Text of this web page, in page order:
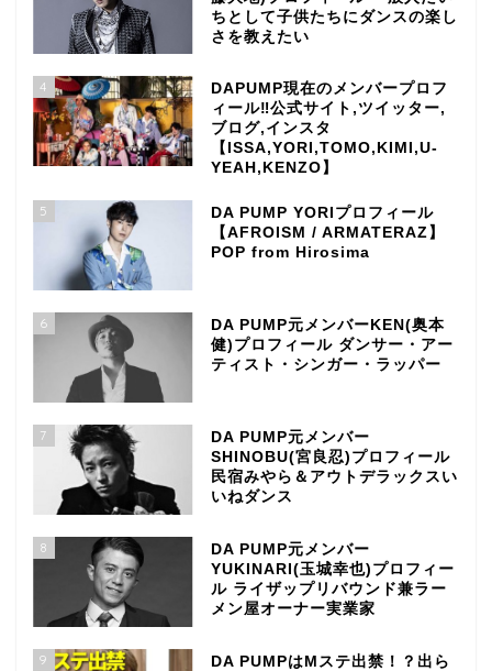
ちとして子供たちにダンスの楽し
さを教えたい
4
DAPUMP現在のメンバープロフ
ィール‼公式サイト,ツイッター,
ブログ,インスタ
【ISSA,YORI,TOMO,KIMI,U-
YEAH,KENZO】
5
DA PUMP YORIプロフィール
【AFROISM / ARMATERAZ】
POP from Hirosima
6
DA PUMP元メンバーKEN(奥本
健)プロフィール ダンサー・アー
ティスト・シンガー・ラッパー
7
DA PUMP元メンバー
SHINOBU(宮良忍)プロフィール
民宿みやら＆アウトデラックスい
いねダンス
8
DA PUMP元メンバー
YUKINARI(玉城幸也)プロフィー
ル ライザップリバウンド兼ラー
メン屋オーナー実業家
9
DA PUMPはMステ出禁！？出ら